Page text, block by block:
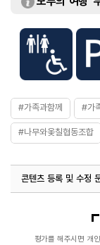
#가족과함께 #가
#나무와옻칠협동조합
콘텐츠 등록 및 수정
열린관광콘텐츠팀(열
평가를 해주시면 개